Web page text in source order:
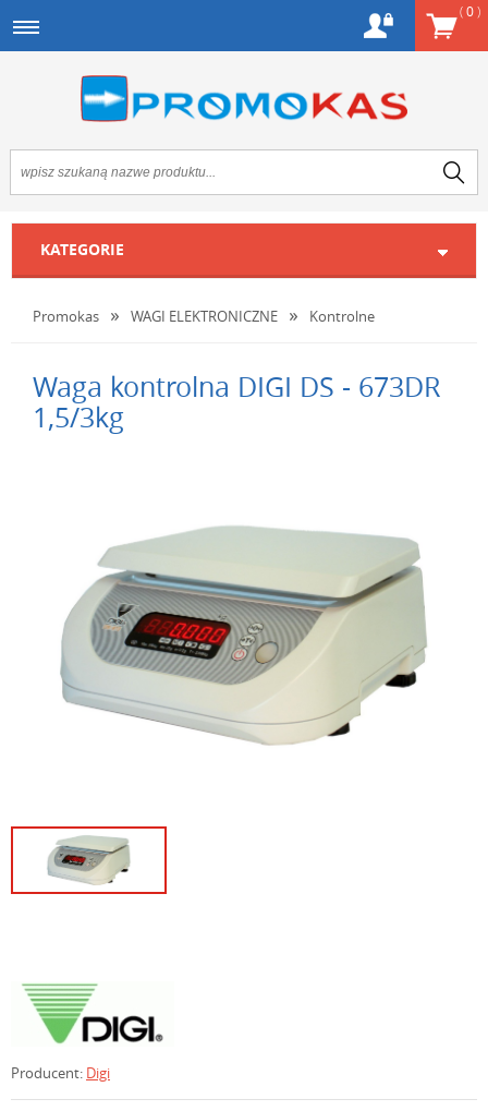
(0)
KATEGORIE
Promokas WAGI ELEKTRONICZNE Kontrolne
Waga kontrolna DIGI DS - 673DR
1,5/3kg
Producent: Digi